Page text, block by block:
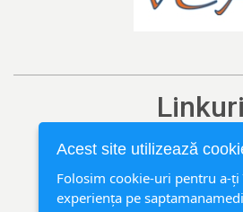
Linkuri
Ediția
Arhivă
Rubrici
Acest site utilizează
Folosim cookie-uri pentru a-
experiența pe